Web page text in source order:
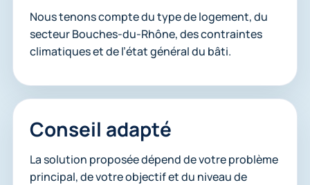
Nous tenons compte du type de logement, du
secteur Bouches-du-Rhône, des contraintes
climatiques et de l’état général du bâti.
Conseil adapté
La solution proposée dépend de votre problème
principal, de votre objectif et du niveau de